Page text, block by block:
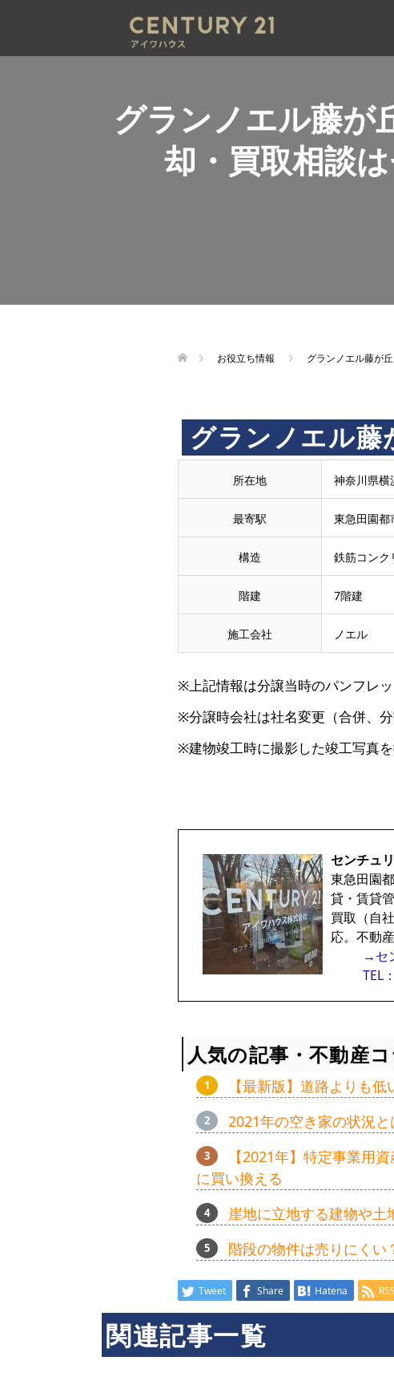
グランノエル藤が
却・買取相談
お役立ち情報 グランノエル藤が
買
売
却・
買
取
談
受
付
中
マ
ン
シ
ョ
ン
ラ
グランノエル藤
所在地 神奈川県横
最寄駅 東急田園
構造 鉄筋コンク
階建 7階建
施工会社 ノエル
※上記情報は分譲当時のパンフレ
※分譲時会社は社名変更（合併、
※建物竣工時に撮影した竣工写真
センチュ
東急田園
貸・賃貸
買取（自
応。不動
→セ
TEL
人気の記事・不動産
【最新版】道路よりも
2021年の空き家の状況
【2021年】特定事業用
に買い換える
崖地に立地する建物や
階段の物件は売りにくい
Tweet Share Hatena RSS
関連記事一覧